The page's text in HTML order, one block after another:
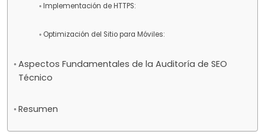
Implementación de HTTPS:
Optimización del Sitio para Móviles:
Aspectos Fundamentales de la Auditoría de SEO
Técnico
Resumen